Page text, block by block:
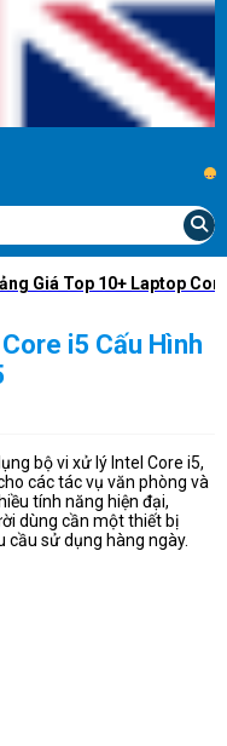
...
Giá Top 10+ Laptop
i5 Cấu Hình
bộ vi xử lý Intel Core i5,
các tác vụ văn phòng và
tính năng hiện đại,
dùng cần một thiết bị
cầu sử dụng hàng ngày.